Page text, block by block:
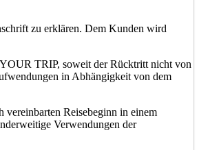
zu erklären. Dem Kunden wird
TRIP, soweit der Rücktritt nicht von
in Abhängigkeit von dem
Reisebeginn in einem
Verwendungen der